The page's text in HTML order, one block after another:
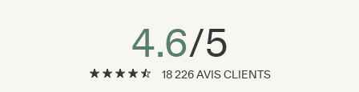
4.6/5
18 226 AVIS CLIENTS